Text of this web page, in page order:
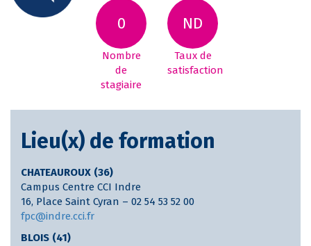
0
Nombre
de
stagiaire
ND
Taux de
satisfaction
Lieu(x) de formation
CHATEAUROUX (36)
Campus Centre CCI Indre
16, Place Saint Cyran – 02 54 53 52 00
fpc@indre.cci.fr
BLOIS (41)